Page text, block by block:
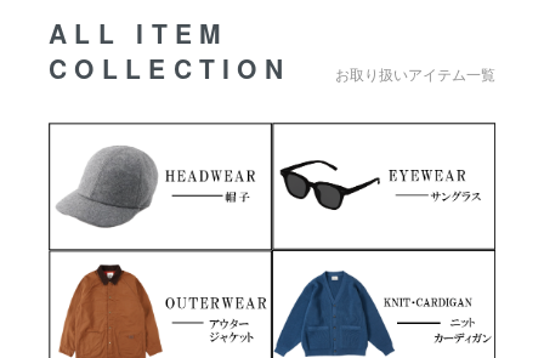
ALL ITEM
COLLECTION
お取り扱いアイテム一覧